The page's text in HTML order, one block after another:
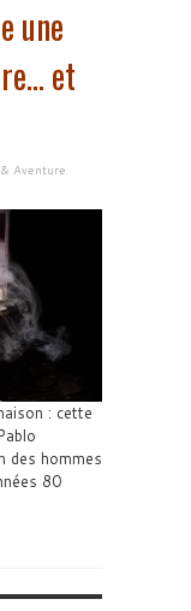
une
et
Aventure
: cette
des hommes
80